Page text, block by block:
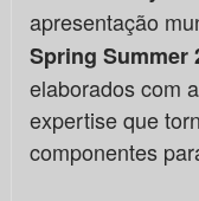
apresentação
Spring Summer
elaborados com
expertise que
componentes